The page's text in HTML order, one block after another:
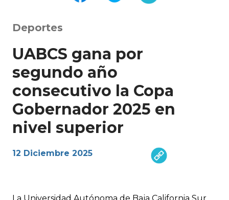
Deportes
UABCS gana por
segundo año
consecutivo la Copa
Gobernador 2025 en
nivel superior
12 Diciembre 2025